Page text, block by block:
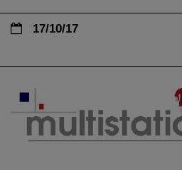
17/10/17